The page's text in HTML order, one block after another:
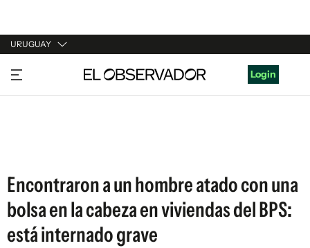
URUGUAY
URUGUAY
ARGENTINA
Login
Encontraron a un hombre atado con una
bolsa en la cabeza en viviendas del BPS:
está internado grave